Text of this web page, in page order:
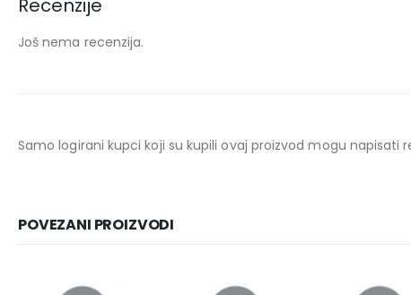
Recenzije
Još nema recenzija.
Samo logirani kupci koji su kupili ovaj proizvod mogu napisati
POVEZANI PROIZVODI